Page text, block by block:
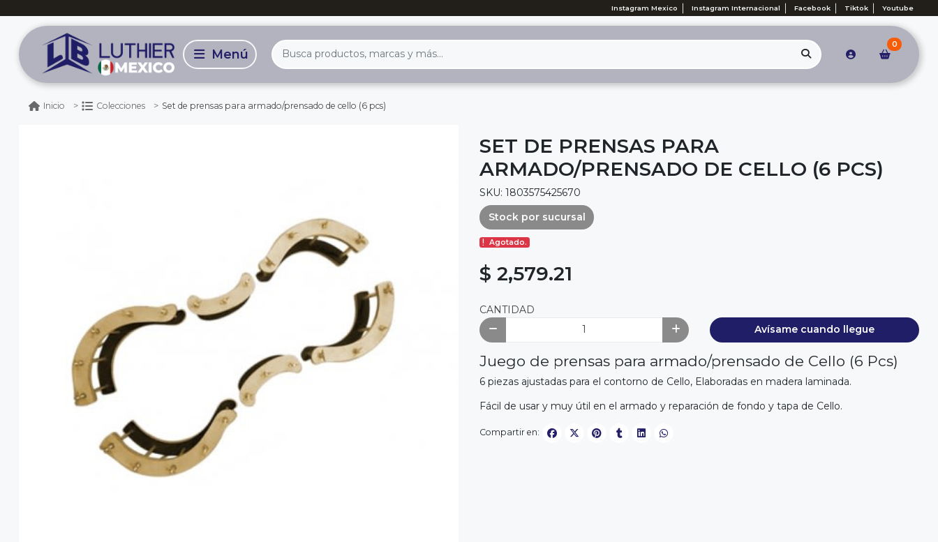
Instagram Mexico Instagram Internacional Facebook Tiktok Youtube
0
Inicio Colecciones Set de prensas para armado/prensado de cello (6 pcs)
SET DE PRENSAS PARA
ARMADO/PRENSADO DE CELLO (6 PCS)
SKU: 1803575425670
Stock por sucursal
Agotado.
$ 2,579.21
CANTIDAD
Avísame cuando llegue
Juego de prensas para armado/prensado de Cello (6 Pcs)
6 piezas ajustadas para el contorno de Cello, Elaboradas en madera laminada.
Fácil de usar y muy útil en el armado y reparación de fondo y tapa de Cello.
Compartir en: